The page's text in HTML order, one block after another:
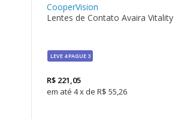
LEVE 4 PAGUE 3
CooperVision
Lentes de Contato Avaira Vitality
R$ 221,05
4x de R$ 55,26